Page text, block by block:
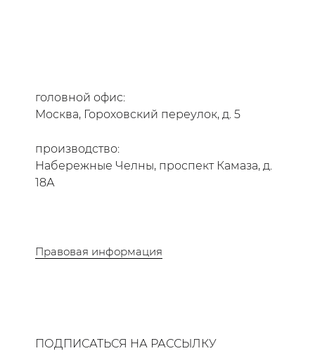
головной офис:
Москва, Гороховский переулок, д. 5
производство:
Набережные Челны, проспект Камаза, д.
18А
Правовая информация
ПОДПИСАТЬСЯ НА РАССЫЛКУ